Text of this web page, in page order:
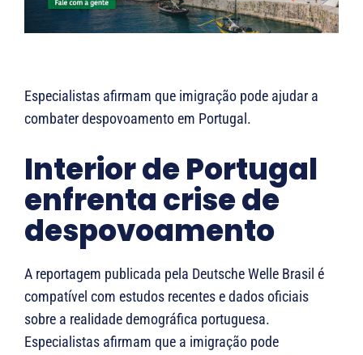
Especialistas afirmam que imigração pode ajudar a
combater despovoamento em Portugal.
Interior de Portugal
enfrenta crise de
despovoamento
A reportagem publicada pela Deutsche Welle Brasil é
compatível com estudos recentes e dados oficiais
sobre a realidade demográfica portuguesa.
Especialistas afirmam que a imigração pode